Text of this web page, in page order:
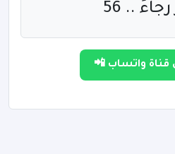
.. 56
قناة واتساب 📲